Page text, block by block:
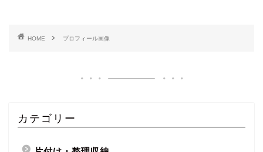
HOME プロフィール画像
カテゴリー